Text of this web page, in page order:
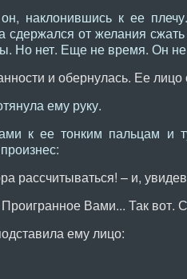
наклонившись к ее
сдержался от желания
Но нет. Еще не время. Он
и обернулась. Ее лицо
ему руку.
к ее тонким пальцам и
рассчитываться! – и,
Вами... Так вот.
ему лицо: